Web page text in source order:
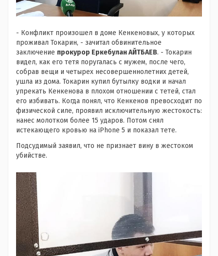
- Конфликт произошел в доме Кенкеновых, у которых
проживал Токарин, - зачитал обвинительное
заключение прокурор Еркебулан АЙТБАЕВ. - Токарин
видел, как его тетя поругалась с мужем, после чего,
собрав вещи и четырех несовершеннолетних детей,
ушла из дома. Токарин купил бутылку водки и начал
упрекать Кенкенова в плохом отношении с тетей, стал
его избивать. Когда понял, что Кенкенов превосходит по
физической силе, проявил исключительную жестокость:
нанес молотком более 15 ударов. Потом снял
истекающего кровью на iPhone 5 и показал тете.
Подсудимый заявил, что не признает вину в жестоком
убийстве.